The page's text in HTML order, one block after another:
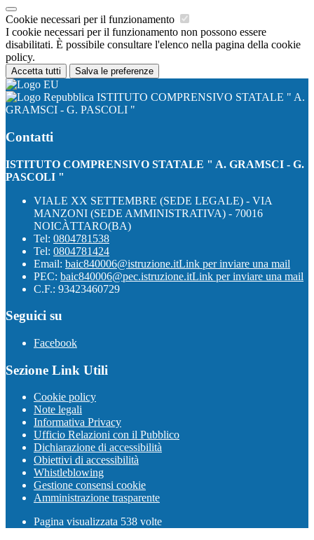
Cookie necessari per il funzionamento
I cookie necessari per il funzionamento non possono essere
disabilitati. È possibile consultare l'elenco nella pagina della cookie
policy.
Accetta tutti Salva le preferenze
ISTITUTO COMPRENSIVO STATALE " A.
GRAMSCI - G. PASCOLI "
Contatti
ISTITUTO COMPRENSIVO STATALE " A. GRAMSCI - G.
PASCOLI "
VIALE XX SETTEMBRE (SEDE LEGALE) - VIA
MANZONI (SEDE AMMINISTRATIVA) - 70016
NOICÀTTARO(BA)
Tel: 0804781538
Tel: 0804781424
Email: baic840006@istruzione.itLink per inviare una mail
PEC: baic840006@pec.istruzione.itLink per inviare una mail
C.F.: 93423460729
Seguici su
Facebook
Sezione Link Utili
Cookie policy
Note legali
Informativa Privacy
Ufficio Relazioni con il Pubblico
Dichiarazione di accessibilità
Obiettivi di accessibilità
Whistleblowing
Gestione consensi cookie
Amministrazione trasparente
Pagina visualizzata 538 volte